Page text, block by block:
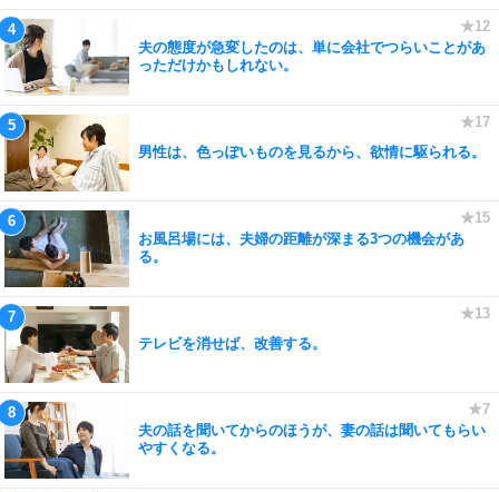
夫の態度が急変したのは、単に会社でつらいことがあ
っただけかもしれない。
男性は、色っぽいものを見るから、欲情に駆られる。
お風呂場には、夫婦の距離が深まる3つの機会があ
る。
テレビを消せば、改善する。
夫の話を聞いてからのほうが、妻の話は聞いてもらい
やすくなる。